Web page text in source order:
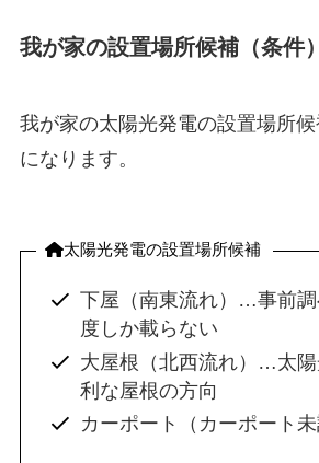
我が家の設置場所候補（条件）
我が家の太陽光発電の設置場所
になります。
太陽光発電の設置場所候補
下屋（南東流れ）…事前
度しか載らない
大屋根（北西流れ）…太
利な屋根の方向
カーポート（カーポート未